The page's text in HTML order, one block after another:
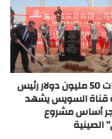
باستثمارات 50 مليون دولار رئيس
قناة السويس يشهد
أساس مشروع
الصينية